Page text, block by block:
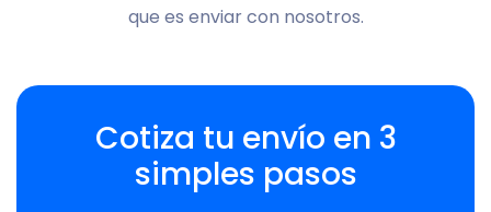
que es enviar con nosotros.
Cotiza tu envío en 3
simples pasos